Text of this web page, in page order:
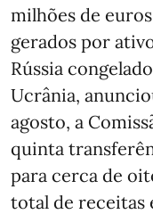
milhões de
gerados por
Rússia
Ucrânia,
agosto, a
quinta
para cerca de
total de receitas